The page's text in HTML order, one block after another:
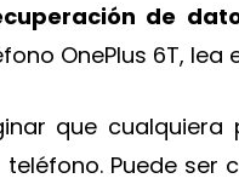
de
OnePlus 6T,
que
Puede ser